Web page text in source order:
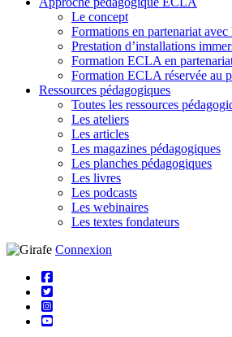
Le concept
Formations en partenariat
Prestation d’installations
Formation ECLA en
Formation ECLA réservée au
Ressources pédagogiques
Toutes les ressources
Les ateliers
Les articles
Les magazines pédagogiques
Les planches pédagogiques
Les livres
Les podcasts
Les webinaires
Les textes fondateurs
Connexion